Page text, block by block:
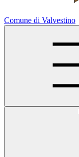
Comune di Valvestino